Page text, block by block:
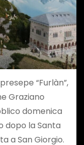
“Furlàn”,
Graziano
domenica
dopo la Santa
a San Giorgio.